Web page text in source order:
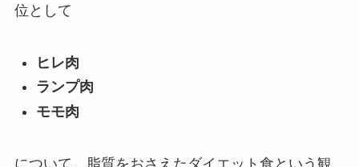
位として
ヒレ肉
ランプ肉
モモ肉
について、脂質をおさえたダイエット食という観